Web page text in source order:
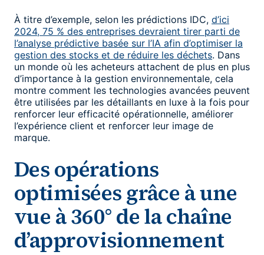
À titre d’exemple, selon les prédictions IDC, d’ici
2024, 75 % des entreprises devraient tirer parti de
l’analyse prédictive basée sur l’IA afin d’optimiser la
gestion des stocks et de réduire les déchets. Dans
un monde où les acheteurs attachent de plus en plus
d’importance à la gestion environnementale, cela
montre comment les technologies avancées peuvent
être utilisées par les détaillants en luxe à la fois pour
renforcer leur efficacité opérationnelle, améliorer
l’expérience client et renforcer leur image de
marque.
Des opérations
optimisées grâce à une
vue à 360° de la chaîne
d’approvisionnement